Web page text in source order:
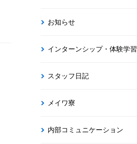
お知らせ
インターンシップ・体験学習
スタッフ日記
メイワ寮
内部コミュニケーション